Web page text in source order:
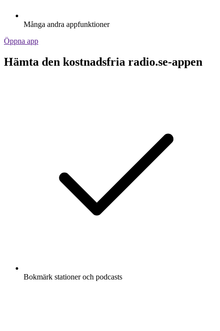
Många andra appfunktioner
Öppna app
Hämta den kostnadsfria radio.se-appen
Bokmärk stationer och podcasts